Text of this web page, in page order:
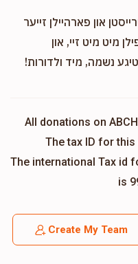
און פארהיילן זייער
מיט מיט זיי, און
נשמה, מיד ולדורות!
All donations on
The tax ID for
The international Tax id
is
Create My Team